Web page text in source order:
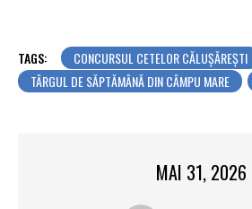
TAGS: CONCURSUL CETELOR CĂLUȘĂREȘTI
TÂRGUL DE SĂPTĂMÂNĂ DIN CÂMPU MARE
MAI 31, 2026